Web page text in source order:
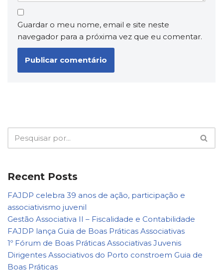
Guardar o meu nome, email e site neste
navegador para a próxima vez que eu comentar.
Recent Posts
FAJDP celebra 39 anos de ação, participação e
associativismo juvenil
Gestão Associativa II – Fiscalidade e Contabilidade
FAJDP lança Guia de Boas Práticas Associativas
1º Fórum de Boas Práticas Associativas Juvenis
Dirigentes Associativos do Porto constroem Guia de
Boas Práticas